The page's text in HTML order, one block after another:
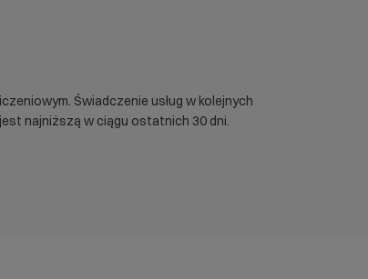
Świadczenie usług w kolejnych
najniższą w ciągu ostatnich 30 dni.